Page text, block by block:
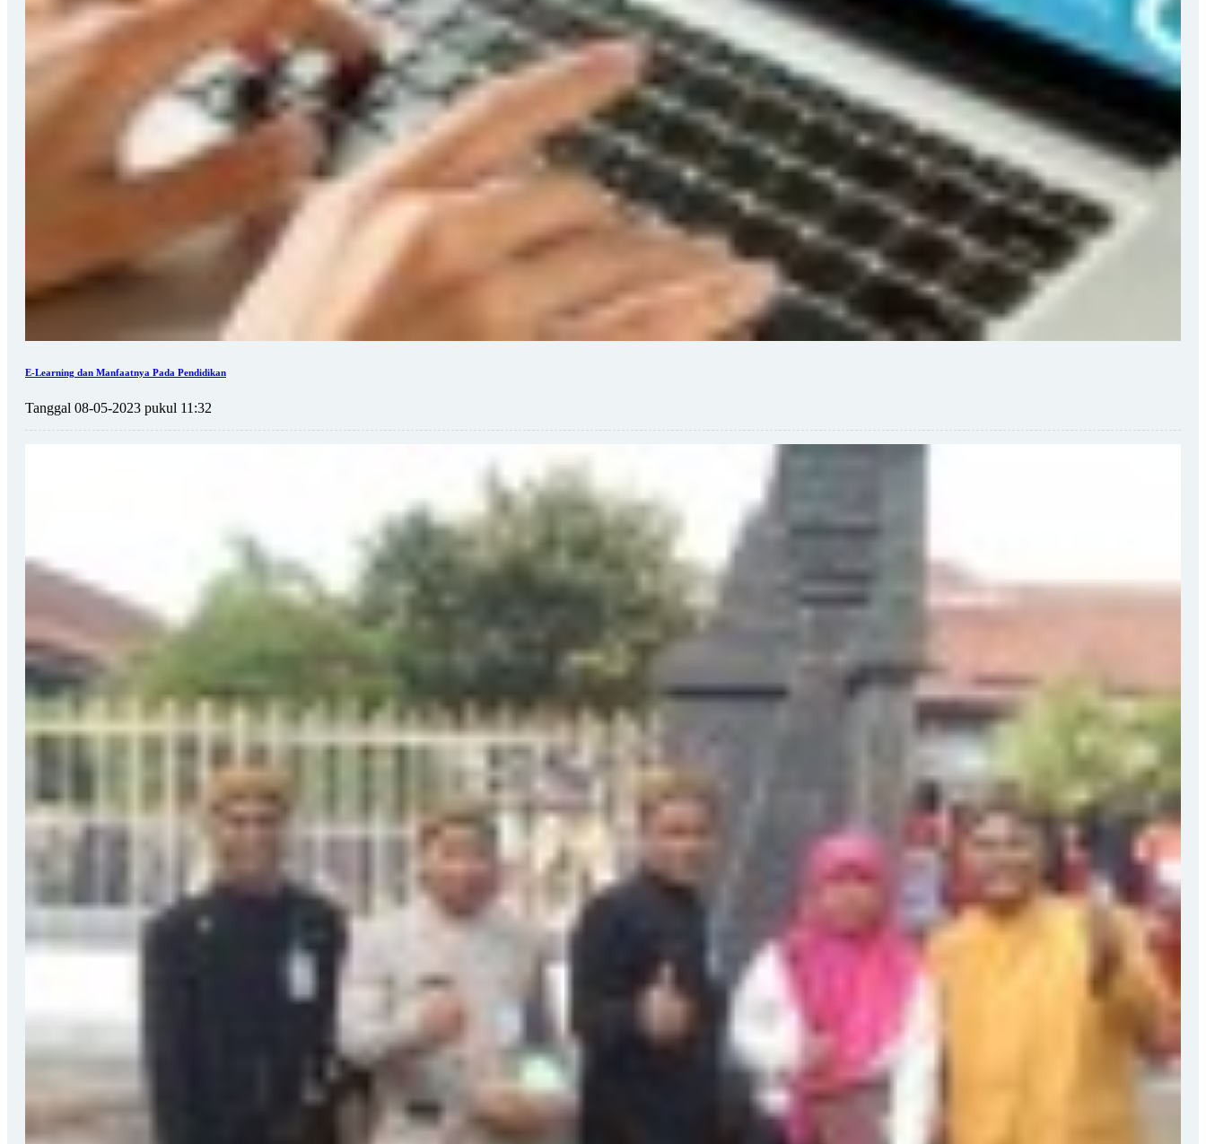
E-Learning dan Manfaatnya Pada Pendidikan
Tanggal 08-05-2023 pukul 11:32